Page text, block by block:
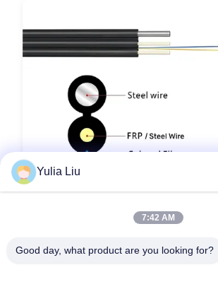
Core G657A1 mit Stahldrahtmessenger
Yulia Liu
7:42 AM
Good day, what product are you looking for?